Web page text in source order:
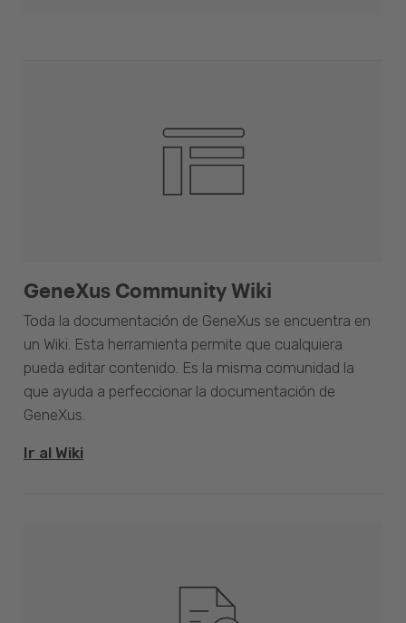
GeneXus Community Wiki
Toda la documentación de GeneXus se encuentra en
un Wiki. Esta herramienta permite que cualquiera
pueda editar contenido. Es la misma comunidad la
que ayuda a perfeccionar la documentación de
GeneXus.
Ir al Wiki